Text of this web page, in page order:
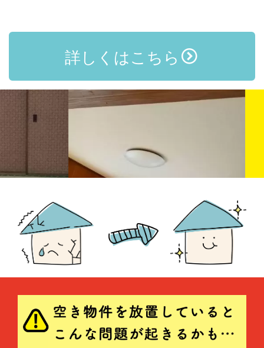
詳しくはこちら